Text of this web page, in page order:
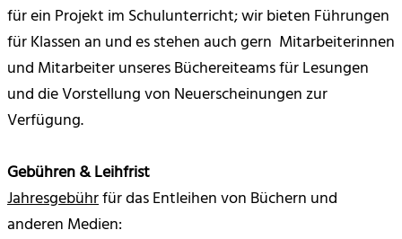
für ein Projekt im Schulunterricht; wir bieten Führungen
für Klassen an und es stehen auch gern Mitarbeiterinnen
und Mitarbeiter unseres Büchereiteams für Lesungen
und die Vorstellung von Neuerscheinungen zur
Verfügung.
Gebühren & Leihfrist
Jahresgebührfür das Entleihen von Büchern und
anderen Medien: